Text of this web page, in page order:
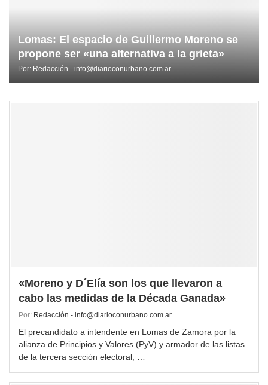
Lomas: El espacio de Guillermo Moreno se
propone ser «una alternativa a la grieta»
Por: Redacción - info@diarioconurbano.com.ar
«Moreno y D´Elía son los que llevaron a
cabo las medidas de la Década Ganada»
Por: Redacción - info@diarioconurbano.com.ar
El precandidato a intendente en Lomas de Zamora por la
alianza de Principios y Valores (PyV) y armador de las listas
de la tercera sección electoral, …